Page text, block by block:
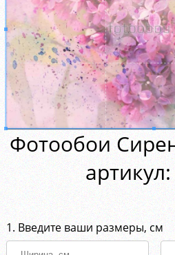
Фотообои
1. Введите ваши размеры, см